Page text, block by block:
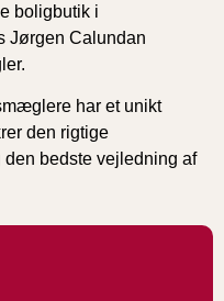
boligbutik i
Jørgen Calundan
har et unikt
den rigtige
bedste vejledning af